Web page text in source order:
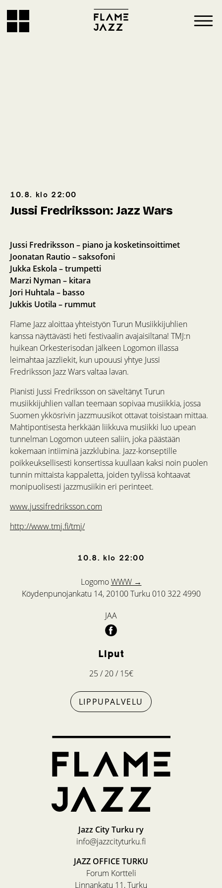
10.8. klo 22:00
LogomoWWW →
Köydenpunojankatu 14, 20100 Turku 010 322 4990
JAA
Liput
25 / 20 / 15€
LIPPUPALVELU
10.8. klo 22:00
Jussi Fredriksson: Jazz Wars
Jussi Fredriksson – piano ja kosketinsoittimet
Joonatan Rautio – saksofoni
Jukka Eskola – trumpetti
Marzi Nyman – kitara
Jori Huhtala – basso
Jukkis Uotila – rummut
Flame Jazz aloittaa yhteistyön Turun Musiikkijuhlien
kanssa näyttävästi heti festivaalin avajaisiltana! TMJ:n
huikean Orkesterisodan jälkeen Logomon illassa
leimahtaa jazzliekit, kun upouusi yhtye Jussi
Fredriksson Jazz Wars valtaa lavan.
Pianisti Jussi Fredriksson on säveltänyt Turun
musiikkijuhlien vallan teemaan sopivaa musiikkia, jossa
Suomen ykkösrivin jazzmuusikot ottavat toisistaan mittaa.
Mahtipontisesta herkkään liikkuva musiikki luo upean
tunnelman Logomon uuteen saliin, joka päästään
kokemaan intiiminä jazzklubina. Jazz-konseptille
poikkeuksellisesti konsertissa kuullaan kaksi noin puolen
tunnin mittaista kappaletta, joiden tyylissä kohtaavat
monipuolisesti jazzmusiikin eri perinteet.
www.jussifredriksson.com
http://www.tmj.fi/tmj/
Jazz City Turku ry
info@jazzcityturku.fi
JAZZ OFFICE TURKU
Forum Kortteli
Linnankatu 11, Turku